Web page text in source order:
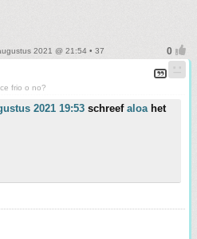
2021 @ 21:54 • 37
frio o no?
2021 19:53 schreef aloahet